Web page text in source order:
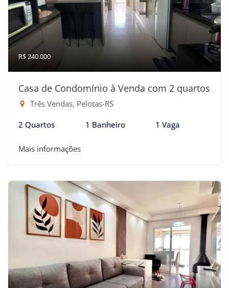
R$ 240.000
Casa de Condomínio à Venda com 2 quartos
Três Vendas, Pelotas-RS
2 Quartos 1 Banheiro 1 Vaga
Mais informações